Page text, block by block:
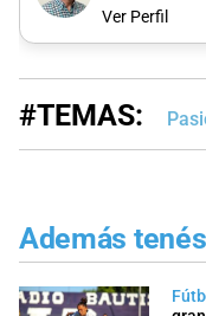
Ver Perfil
#TEMAS:
Además